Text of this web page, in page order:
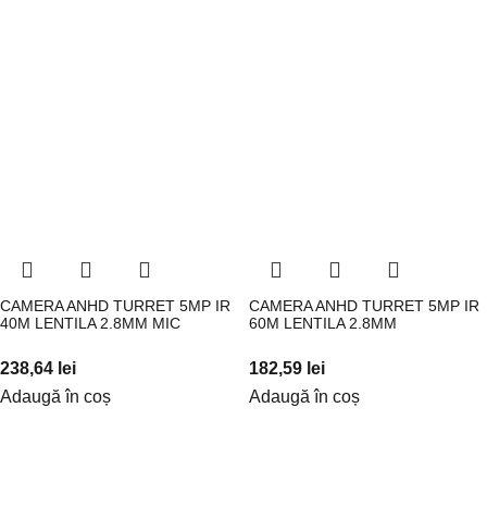
CAMERA ANHD TURRET 5MP IR
40M LENTILA 2.8MM MIC
238,64 lei
Adaugă în coș
CAMERA ANHD TURRET 5MP IR
60M LENTILA 2.8MM
182,59 lei
Adaugă în coș